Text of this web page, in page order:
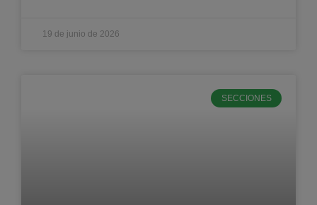
19 de junio de 2026
SECCIONES